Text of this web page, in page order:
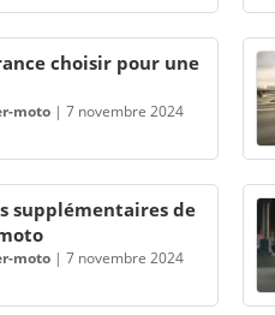
choisir pour une
moto | 7 novembre 2024
supplémentaires de
moto | 7 novembre 2024